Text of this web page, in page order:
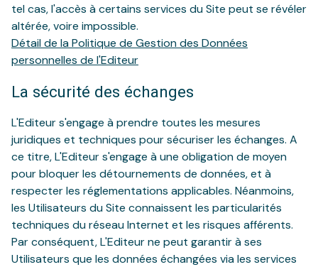
tel cas, l'accès à certains services du Site peut se révéler
altérée, voire impossible.
Détail de la Politique de Gestion des Données
personnelles de l'Editeur
La sécurité des échanges
L'Editeur s'engage à prendre toutes les mesures
juridiques et techniques pour sécuriser les échanges. A
ce titre, L'Editeur s'engage à une obligation de moyen
pour bloquer les détournements de données, et à
respecter les réglementations applicables. Néanmoins,
les Utilisateurs du Site connaissent les particularités
techniques du réseau Internet et les risques afférents.
Par conséquent, L'Editeur ne peut garantir à ses
Utilisateurs que les données échangées via les services